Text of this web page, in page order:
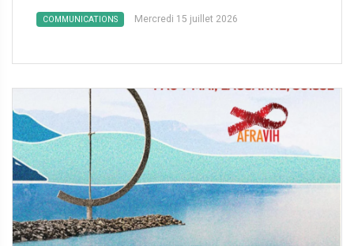
COMMUNICATIONS Mercredi 15 juillet 2026